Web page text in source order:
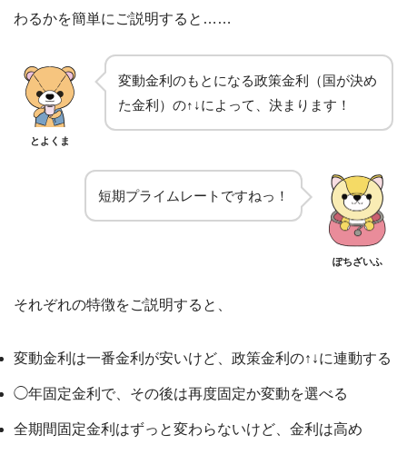
わるかを簡単にご説明すると……
とよくま
変動金利のもとになる政策金利（国が決め
た金利）の↑↓によって、決まります！
短期プライムレートですねっ！
ぽちざいふ
それぞれの特徴をご説明すると、
変動金利は一番金利が安いけど、政策金利の↑↓に連動する
◯年固定金利で、その後は再度固定か変動を選べる
全期間固定金利はずっと変わらないけど、金利は高め